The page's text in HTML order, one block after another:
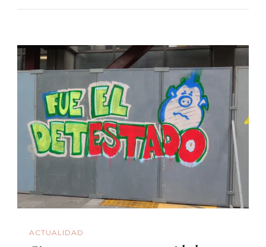
ACTUALIDAD